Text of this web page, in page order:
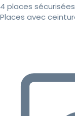
4 places sécurisées
Places avec